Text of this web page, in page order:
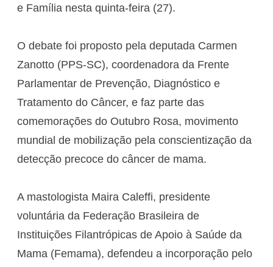
e Família nesta quinta-feira (27).
O debate foi proposto pela deputada Carmen
Zanotto (PPS-SC), coordenadora da Frente
Parlamentar de Prevenção, Diagnóstico e
Tratamento do Câncer, e faz parte das
comemorações do Outubro Rosa, movimento
mundial de mobilização pela conscientização da
detecção precoce do câncer de mama.
A mastologista Maira Caleffi, presidente
voluntária da Federação Brasileira de
Instituições Filantrópicas de Apoio à Saúde da
Mama (Femama), defendeu a incorporação pelo